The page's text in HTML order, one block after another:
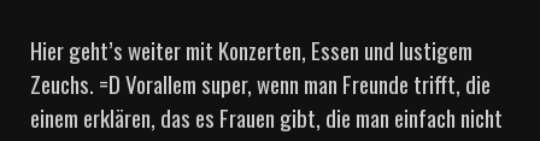
Hier geht’s weiter mit Konzerten, Essen und lustigem
Zeuchs. =D Vorallem super, wenn man Freunde trifft, die
einem erklären, das es Frauen gibt, die man einfach nicht